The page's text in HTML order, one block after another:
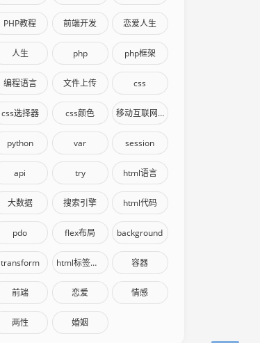
PHP教程 前端开发 恋爱人生
人生 php php框架
编程语言 文件上传 css
css选择器 css颜色 移动互联网终端
python var session
api try html语言
大数据 搜索引擎 html代码
pdo flex布局 background
transform html标签语义化 容器
前端 恋爱 情感
两性 婚姻